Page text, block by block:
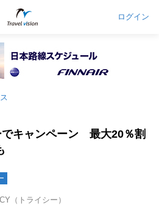
ログイン
でキャンペーン 最大20％割
（トライシー）